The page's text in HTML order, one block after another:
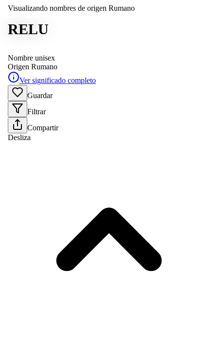
Visualizando nombres de origen Rumano
RELU
Nombre unisex
Origen Rumano
Ver significado completo
Guardar
Filtrar
Compartir
Desliza